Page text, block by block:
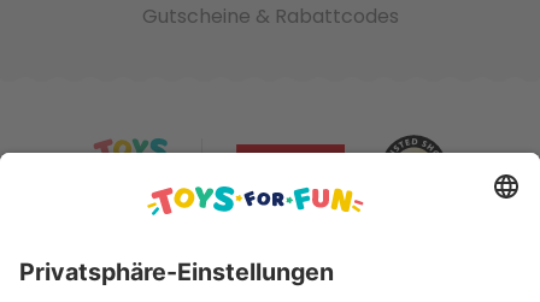
Gutscheine & Rabattcodes
Sicher bezahlen mit: